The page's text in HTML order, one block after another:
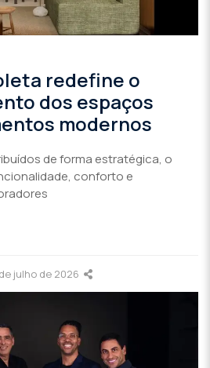
redefine o
dos espaços
modernos
de forma estratégica, o
conforto e
julho de 2026